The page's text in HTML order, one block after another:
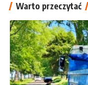
Warto przeczytać